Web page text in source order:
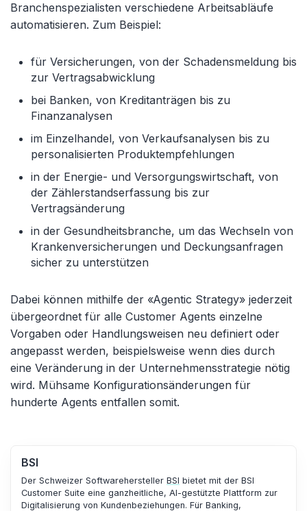
Branchenspezialisten verschiedene Arbeitsabläufe
automatisieren. Zum Beispiel:
für Versicherungen, von der Schadensmeldung bis
zur Vertragsabwicklung
bei Banken, von Kreditanträgen bis zu
Finanzanalysen
im Einzelhandel, von Verkaufsanalysen bis zu
personalisierten Produktempfehlungen
in der Energie- und Versorgungswirtschaft, von
der Zählerstandserfassung bis zur
Vertragsänderung
in der Gesundheitsbranche, um das Wechseln von
Krankenversicherungen und Deckungsanfragen
sicher zu unterstützen
Dabei können mithilfe der «Agentic Strategy» jederzeit
übergeordnet für alle Customer Agents einzelne
Vorgaben oder Handlungsweisen neu definiert oder
angepasst werden, beispielsweise wenn dies durch
eine Veränderung in der Unternehmensstrategie nötig
wird. Mühsame Konfigurationsänderungen für
hunderte Agents entfallen somit.
BSI
Der Schweizer Softwarehersteller BSI bietet mit der BSI
Customer Suite eine ganzheitliche, AI-gestützte Plattform zur
Digitalisierung von Kundenbeziehungen. Für Banking,